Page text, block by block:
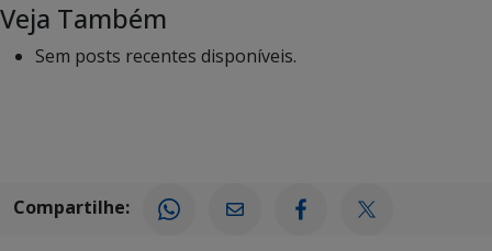
Veja Também
Sem posts recentes disponíveis.
Compartilhe: